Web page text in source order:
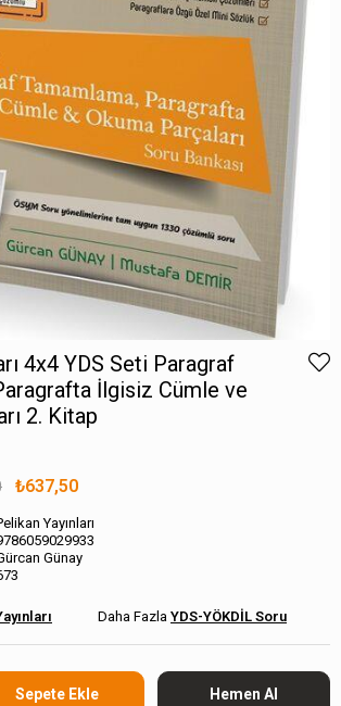
4x4 YDS Seti Paragraf
İlgisiz Cümle ve
2. Kitap
₺637,50
Yayınları
Günay
YDS-YÖKDİL Soru